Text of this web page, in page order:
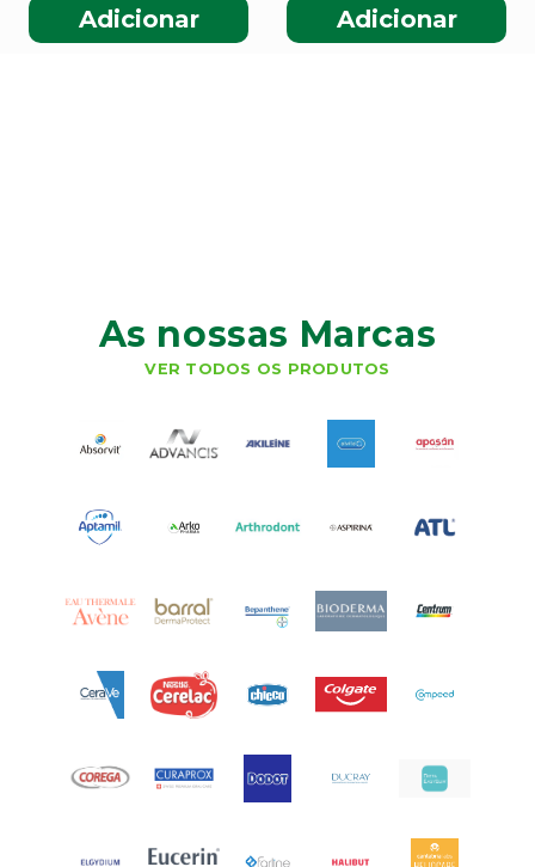
Adicionar Adicionar
As nossas Marcas
VER TODOS OS PRODUTOS